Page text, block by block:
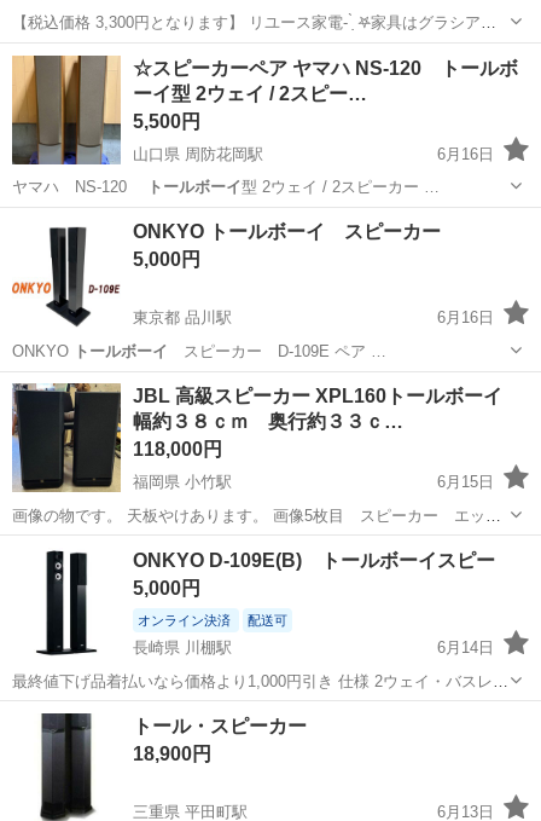
【税込価格 3,300円となります】 リユース家電- ̗̀ 𖤐家具はグラシアス
にGO✰*。 動作確認ずみ 写真に写る物のみ。 傷汚れは中古品ですので
ございますが個人的に見てそこまでの傷や汚れはございません。 詳し
くはお写...
愛知 名古屋市 その他
☆スピーカーペア ヤマハ NS-120 トールボ
ーイ型 2ウェイ / 2スピー…
5,500円
山口県 周防花岡駅
6月16日
ヤマハ NS-120
トールボーイ型 2ウェイ / 2スピーカー …
周防花岡駅 オーディオ トールボーイ
ONKYO トールボーイ スピーカー
5,000円
東京都 品川駅
6月16日
ONKYO
トールボーイ スピーカー D-109E ペア …
東京 港区 品川駅 オーディオ
JBL 高級スピーカー XPL160トールボーイ
幅約３８ｃｍ 奥行約３３ｃ…
118,000円
福岡県 小竹駅
6月15日
画像の物です。 天板やけあります。 画像5枚目 スピーカー エッジ
部分劣化により破損あり 部品を購入して交換してください。 幅約３８
ｃｍ 奥行約３３ｃｍ 高さ約８４ｃｍ 大きいので重量あります。...
福岡 トールボーイ
ONKYO D-109E(B) トールボーイスピー
5,000円
オンライン決済 配送可
長崎県 川棚駅
6月14日
最終値下げ品着払いなら価格より1,000円引き 仕様 2ウェイ・バスレフ
型を採用した2ウェイ・スピーカーシステム。ウーハーに8cm N-OMF
コーン×2、ツィーターに2cmバランスドーム×1を備える。主な仕様
は、周波数特...
長崎 東彼杵郡 生活家電
トール・スピーカー
18,900円
三重県 平田町駅 6月13日